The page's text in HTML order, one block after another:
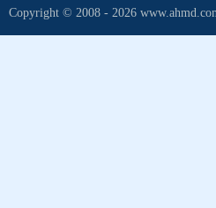
Copyright © 2008 - 2026